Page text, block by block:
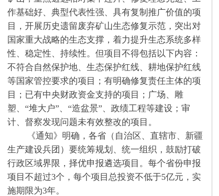
作基础好、典型代表性强、具有复制推广价值的项
目，开展历史遗留废弃矿山生态修复示范，突出对
国家重大战略的生态支撑，着力提升生态系统多样
性、稳定性、持续性。但项目不得包括以下内容：
不符合自然保护地、生态保护红线、耕地保护红线
等国家管控要求的项目；有明确修复责任主体的项
目；已有中央财政资金支持的项目；广场、雕
塑、“堆大户”、“造盆景”、政绩工程等建设；审
计、督察发现问题未有效整改的项目。
《通知》明确，各省（自治区、直辖市、新疆
生产建设兵团）要统筹规划、统一组织，鼓励打破
行政区域界限，择优申报遴选项目。每个省份申报
项目不超过3个，每个项目总投资不低于5亿元，实
施期限为3年。